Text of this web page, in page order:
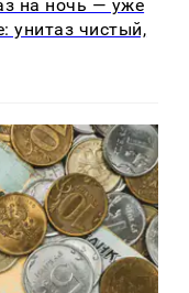
на ночь — уже
унитаз чистый,